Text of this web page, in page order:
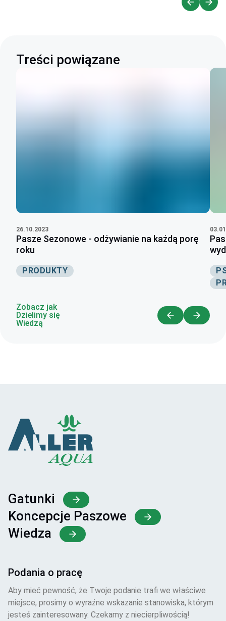
Treści powiązane
26.10.2023
Pasze Sezonowe - odżywianie na każdą porę
roku
PRODUKTY
Zobacz jak
Dzielimy się
Wiedzą
Gatunki
Koncepcje Paszowe
Wiedza
Podania o pracę
Aby mieć pewność, że Twoje podanie trafi we właściwe
miejsce, prosimy o wyraźne wskazanie stanowiska, którym
jesteś zainteresowany. Czekamy z niecierpliwością!